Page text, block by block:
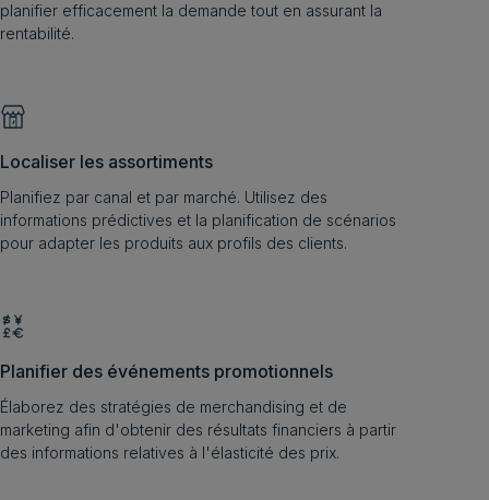
planifier efficacement la demande tout en assurant la
rentabilité.
Localiser les assortiments
Planifiez par canal et par marché. Utilisez des
informations prédictives et la planification de scénarios
pour adapter les produits aux profils des clients.
Planifier des événements promotionnels
Élaborez des stratégies de merchandising et de
marketing afin d'obtenir des résultats financiers à partir
des informations relatives à l'élasticité des prix.